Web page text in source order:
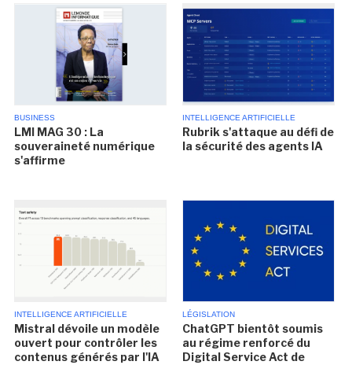
BUSINESS
LMI MAG 30 : La
souveraineté numérique
s'affirme
INTELLIGENCE ARTIFICIELLE
Rubrik s'attaque au défi de
la sécurité des agents IA
INTELLIGENCE ARTIFICIELLE
Mistral dévoile un modèle
ouvert pour contrôler les
contenus générés par l'IA
LÉGISLATION
ChatGPT bientôt soumis
au régime renforcé du
Digital Service Act de